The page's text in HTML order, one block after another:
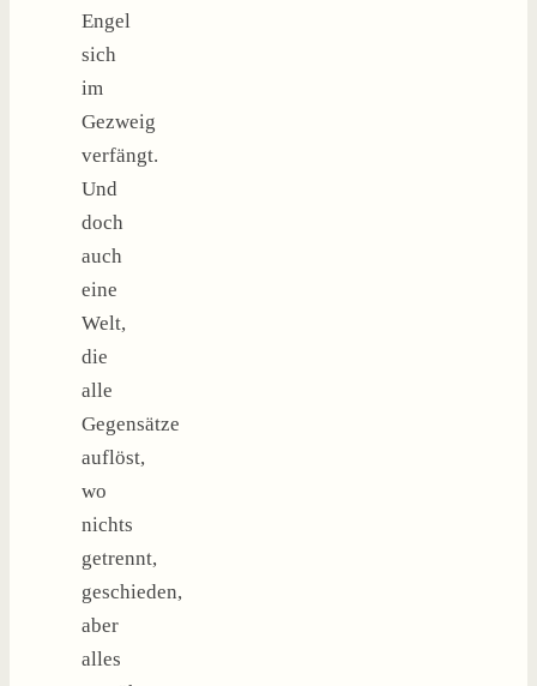
Engel
sich
im
Gezweig
verfängt.
Und
doch
auch
eine
Welt,
die
alle
Gegensätze
auflöst,
wo
nichts
getrennt,
geschieden,
aber
alles